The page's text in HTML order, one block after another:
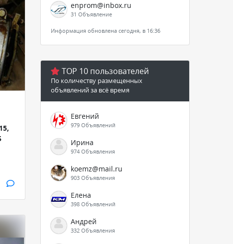
enprom@inbox.ru
31 Объявление
Информация обновлена сегодня, в 16:36
TOP 10 пользователей
По количеству размещенных
объявлений за всё время
Евгений
979 Объявлений
Ирина
974 Объявления
koemz@mail.ru
903 Объявления
Елена
398 Объявлений
Андрей
332 Объявления